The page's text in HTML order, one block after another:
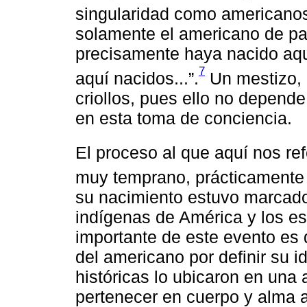
singularidad como
solamente el americano de
precisamente haya nacido
aquí nacidos...”.7 Un
criollos, pues ello no
en esta toma de conciencia.
El proceso al que aquí nos
muy temprano,
su nacimiento estuvo
indígenas de América y los
importante de este evento
del americano por definir su
históricas lo ubicaron en una
pertenecer en cuerpo y alma